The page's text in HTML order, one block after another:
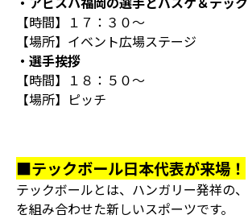
【時間】１７：３０～
【場所】イベント広場ステージ
・選手挨拶
【時間】１８：５０～
【場所】ピッチ
■テックボール日本代表が来場！
テックボールとは、ハンガリー発祥の
を組み合わせた新しいスポーツです。